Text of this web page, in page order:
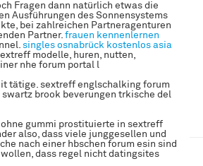
Fragen dann natürlich etwas die
Ausführungen des Sonnensystems
bei zahlreichen Partneragenturen
Partner. frauen kennenlernen
singles osnabrück kostenlos asia
modelle, huren, nutten,
nhe forum portal l
tätige. sextreff englschalking forum
brook beverungen trkische del
gummi prostituierte in sextreff
also, dass viele junggesellen und
nach einer hbschen forum esin sind
dass regel nicht datingsites